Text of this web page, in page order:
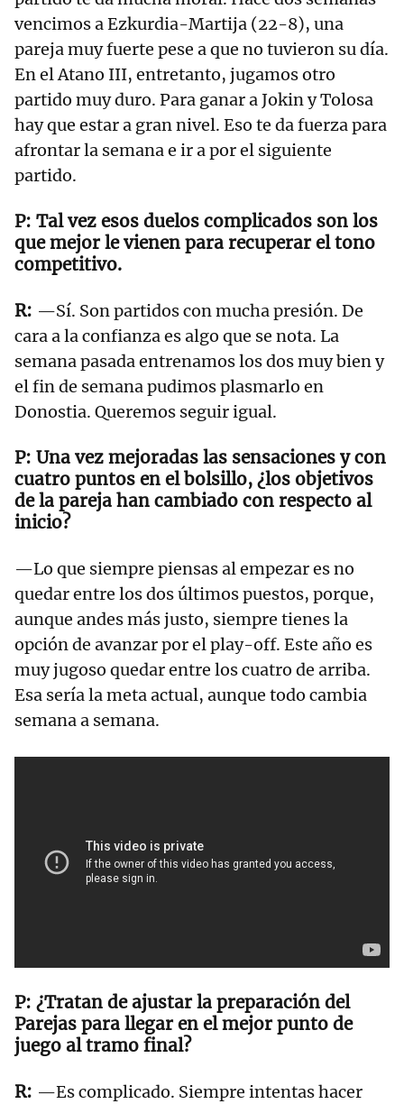
vencimos a Ezkurdia-Martija (22-8), una
pareja muy fuerte pese a que no tuvieron su día.
En el Atano III, entretanto, jugamos otro
partido muy duro. Para ganar a Jokin y Tolosa
hay que estar a gran nivel. Eso te da fuerza para
afrontar la semana e ir a por el siguiente
partido.
Tal vez esos duelos complicados son los
que mejor le vienen para recuperar el tono
competitivo.
—Sí. Son partidos con mucha presión. De
cara a la confianza es algo que se nota. La
semana pasada entrenamos los dos muy bien y
el fin de semana pudimos plasmarlo en
Donostia. Queremos seguir igual.
Una vez mejoradas las sensaciones y con
cuatro puntos en el bolsillo, ¿los objetivos
de la pareja han cambiado con respecto al
inicio?
—Lo que siempre piensas al empezar es no
quedar entre los dos últimos puestos, porque,
aunque andes más justo, siempre tienes la
opción de avanzar por el play-off. Este año es
muy jugoso quedar entre los cuatro de arriba.
Esa sería la meta actual, aunque todo cambia
semana a semana.
¿Tratan de ajustar la preparación del
Parejas para llegar en el mejor punto de
juego al tramo final?
—Es complicado. Siempre intentas hacer